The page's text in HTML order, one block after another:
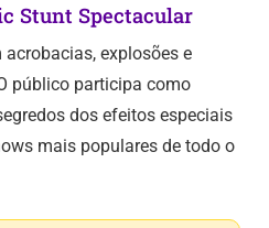
Stunt Spectacular
explosões e
público participa como
dos efeitos especiais
mais populares de todo o